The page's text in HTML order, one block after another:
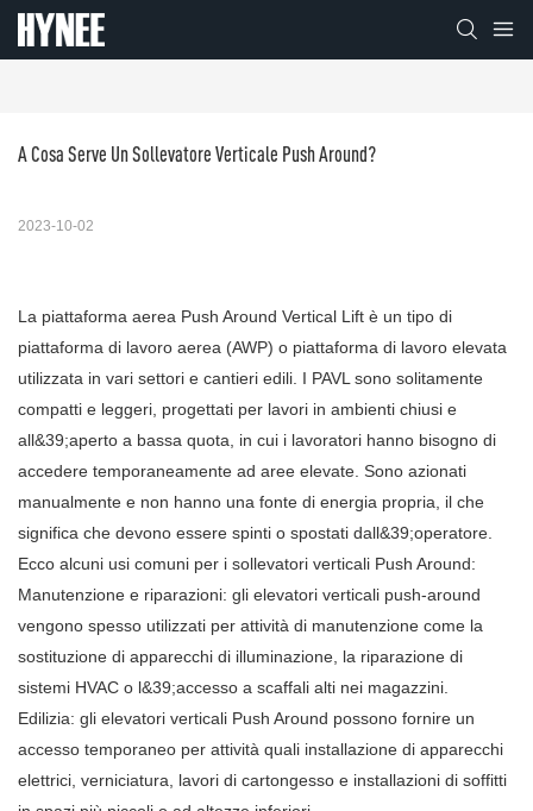
A Cosa Serve Un Sollevatore Verticale Push Around?
2023-10-02
La piattaforma aerea Push Around Vertical Lift è un tipo di
piattaforma di lavoro aerea (AWP) o piattaforma di lavoro elevata
utilizzata in vari settori e cantieri edili. I PAVL sono solitamente
compatti e leggeri, progettati per lavori in ambienti chiusi e
all&39;aperto a bassa quota, in cui i lavoratori hanno bisogno di
accedere temporaneamente ad aree elevate. Sono azionati
manualmente e non hanno una fonte di energia propria, il che
significa che devono essere spinti o spostati dall&39;operatore.
Ecco alcuni usi comuni per i sollevatori verticali Push Around:
Manutenzione e riparazioni: gli elevatori verticali push-around
vengono spesso utilizzati per attività di manutenzione come la
sostituzione di apparecchi di illuminazione, la riparazione di
sistemi HVAC o l&39;accesso a scaffali alti nei magazzini.
Edilizia: gli elevatori verticali Push Around possono fornire un
accesso temporaneo per attività quali installazione di apparecchi
elettrici, verniciatura, lavori di cartongesso e installazioni di soffitti